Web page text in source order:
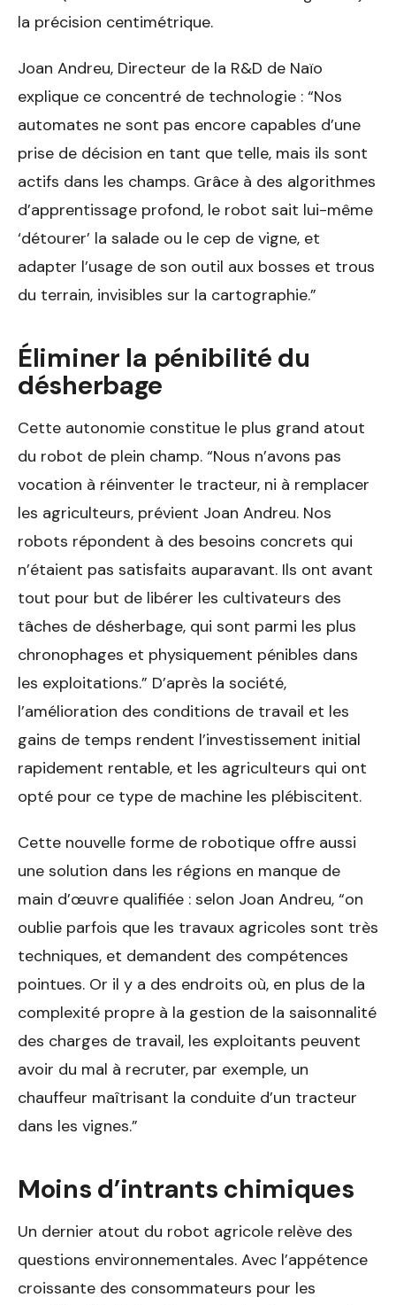
la précision centimétrique.
Joan Andreu, Directeur de la R&D de Naïo
explique ce concentré de technologie : “Nos
automates ne sont pas encore capables d’une
prise de décision en tant que telle, mais ils sont
actifs dans les champs. Grâce à des algorithmes
d’apprentissage profond, le robot sait lui-même
‘détourer’ la salade ou le cep de vigne, et
adapter l’usage de son outil aux bosses et trous
du terrain, invisibles sur la cartographie.”
Éliminer la pénibilité du
désherbage
Cette autonomie constitue le plus grand atout
du robot de plein champ. “Nous n’avons pas
vocation à réinventer le tracteur, ni à remplacer
les agriculteurs, prévient Joan Andreu. Nos
robots répondent à des besoins concrets qui
n’étaient pas satisfaits auparavant. Ils ont avant
tout pour but de libérer les cultivateurs des
tâches de désherbage, qui sont parmi les plus
chronophages et physiquement pénibles dans
les exploitations.” D’après la société,
l’amélioration des conditions de travail et les
gains de temps rendent l’investissement initial
rapidement rentable, et les agriculteurs qui ont
opté pour ce type de machine les plébiscitent.
Cette nouvelle forme de robotique offre aussi
une solution dans les régions en manque de
main d’œuvre qualifiée : selon Joan Andreu, “on
oublie parfois que les travaux agricoles sont très
techniques, et demandent des compétences
pointues. Or il y a des endroits où, en plus de la
complexité propre à la gestion de la saisonnalité
des charges de travail, les exploitants peuvent
avoir du mal à recruter, par exemple, un
chauffeur maîtrisant la conduite d’un tracteur
dans les vignes.”
Moins d’intrants chimiques
Un dernier atout du robot agricole relève des
questions environnementales. Avec l’appétence
croissante des consommateurs pour les